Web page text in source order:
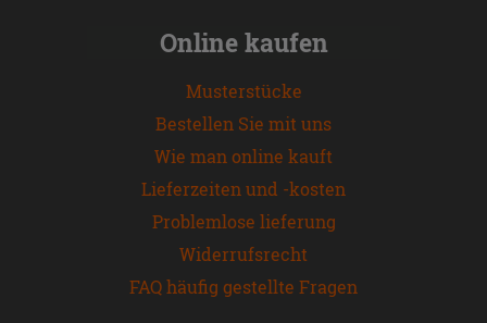
Online kaufen
Musterstücke
Bestellen Sie mit uns
Wie man online kauft
Lieferzeiten und -kosten
Problemlose lieferung
Widerrufsrecht
FAQ häufig gestellte Fragen